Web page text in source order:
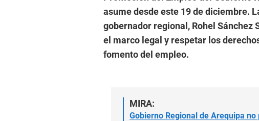
asume desde este 19 de diciembre.
gobernador regional, Rohel Sánchez
el marco legal y respetar los
fomento del empleo.
MIRA:
Gobierno Regional de Arequipa